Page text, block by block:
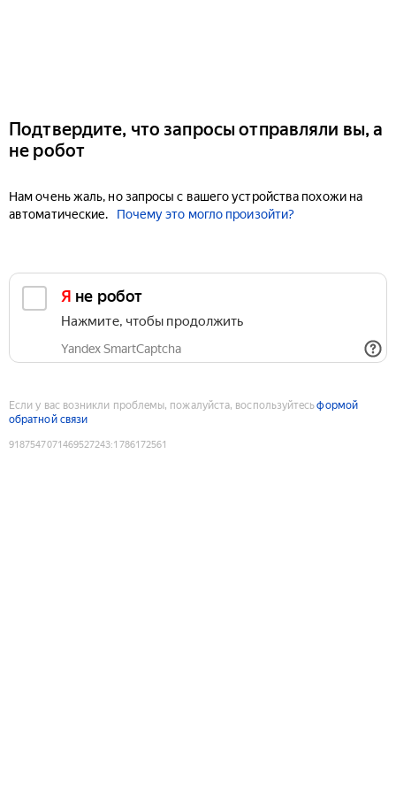
Подтвердите, что запросы отправляли вы, а
не робот
Нам очень жаль, но запросы с вашего устройства похожи на
автоматические.
Почему это могло произойти?
Я не робот
Нажмите, чтобы продолжить
Yandex SmartCaptcha
Если у вас возникли проблемы, пожалуйста, воспользуйтесьформой
обратной связи
9187547071469527243:1786172561